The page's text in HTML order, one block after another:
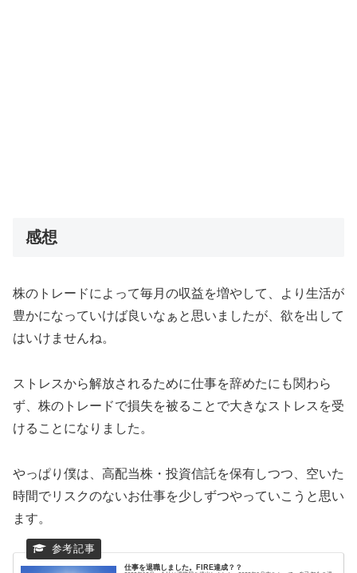
感想
株のトレードによって毎月の収益を増やして、より生活が
豊かになっていけば良いなぁと思いましたが、欲を出して
はいけませんね。
ストレスから解放されるために仕事を辞めたにも関わら
ず、株のトレードで損失を被ることで大きなストレスを受
けることになりました。
やっぱり僕は、高配当株・投資信託を保有しつつ、空いた
時間でリスクのないお仕事を少しずつやっていこうと思い
ます。
仕事を退職しました。FIRE達成？？